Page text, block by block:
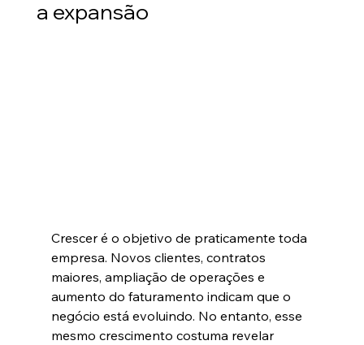
a expansão
Crescer é o objetivo de praticamente toda
empresa. Novos clientes, contratos
maiores, ampliação de operações e
aumento do faturamento indicam que o
negócio está evoluindo. No entanto, esse
mesmo crescimento costuma revelar